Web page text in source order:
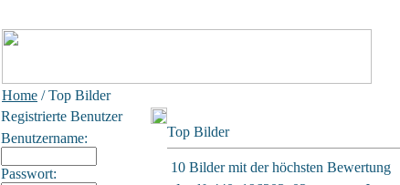
Home / Top Bilder
Registrierte Benutzer
Benutzername:
Passwort:
Top Bilder
10 Bilder mit der höchsten Bewertung